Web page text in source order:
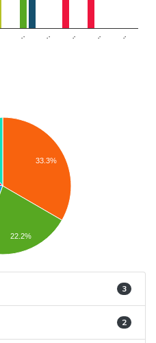
.. .. .. .. ..
33.3%
22.2%
3
2